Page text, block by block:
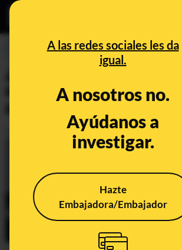
A las redes sociales les da
igual.
A nosotros no.
Ayúdanos a
investigar.
Hazte
Embajadora/Embajador
PREBUNKING
¿Qué son las trazas y
aparecen en el
algunos productos?
Feb 15, 2021, 9:14:00 AM